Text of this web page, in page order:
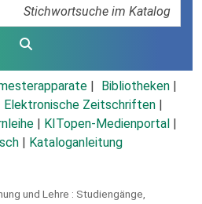
Bibliotheken
Elektronische Zeitschriften
KITopen-Medienportal
Kataloganleitung
und Lehre : Studiengänge,